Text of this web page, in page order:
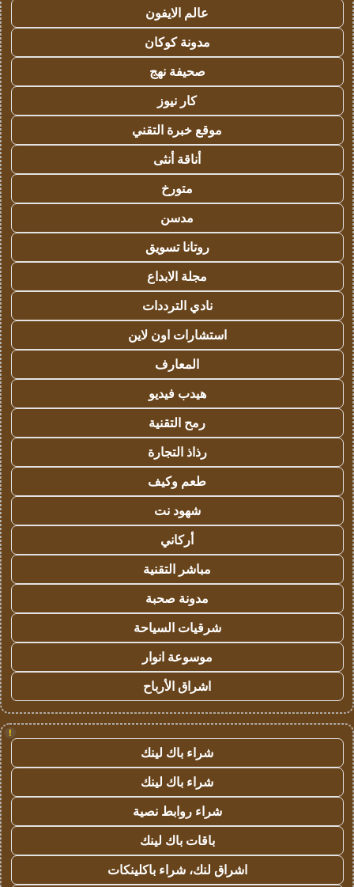
عالم الايفون
مدونة كوكان
صحيفة نهج
كار نيوز
موقع خبرة التقني
أناقة أنثى
متورخ
مدسن
روتانا تسويق
مجلة الابداع
نادي الترددات
استشارات اون لاين
المعارف
هيدب فيديو
رمح التقنية
رذاذ التجارة
طعم وكيف
شهود نت
أركاني
مباشر التقنية
مدونة صحبة
شرقيات السياحة
موسوعة انوار
اشراق الأرباح
!
شراء باك لينك
شراء باك لينك
شراء روابط نصية
باقات باك لينك
اشراق لنك، شراء باكلينكات